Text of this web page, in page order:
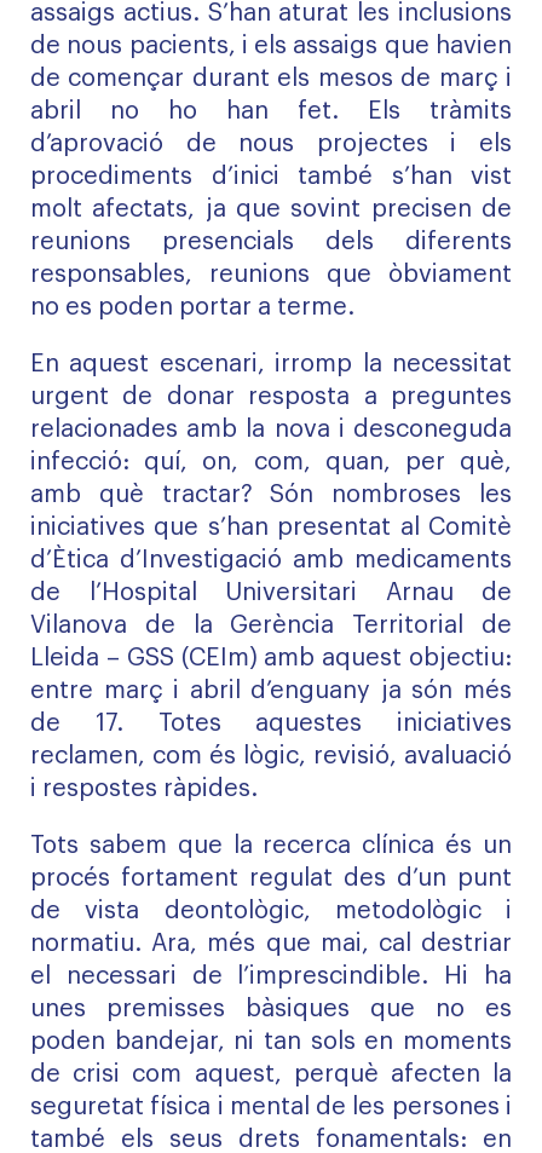
assaigs actius. S’han aturat les inclusions
de nous pacients, i els assaigs que havien
de començar durant els mesos de març i
abril no ho han fet. Els tràmits
d’aprovació de nous projectes i els
procediments d’inici també s’han vist
molt afectats, ja que sovint precisen de
reunions presencials dels diferents
responsables, reunions que òbviament
no es poden portar a terme.
En aquest escenari, irromp la necessitat
urgent de donar resposta a preguntes
relacionades amb la nova i desconeguda
infecció: quí, on, com, quan, per què,
amb què tractar? Són nombroses les
iniciatives que s’han presentat al Comitè
d’Ètica d’Investigació amb medicaments
de l’Hospital Universitari Arnau de
Vilanova de la Gerència Territorial de
Lleida – GSS (CEIm) amb aquest objectiu:
entre març i abril d’enguany ja són més
de 17. Totes aquestes iniciatives
reclamen, com és lògic, revisió, avaluació
i respostes ràpides.
Tots sabem que la recerca clínica és un
procés fortament regulat des d’un punt
de vista deontològic, metodològic i
normatiu. Ara, més que mai, cal destriar
el necessari de l’imprescindible. Hi ha
unes premisses bàsiques que no es
poden bandejar, ni tan sols en moments
de crisi com aquest, perquè afecten la
seguretat física i mental de les persones i
també els seus drets fonamentals: en